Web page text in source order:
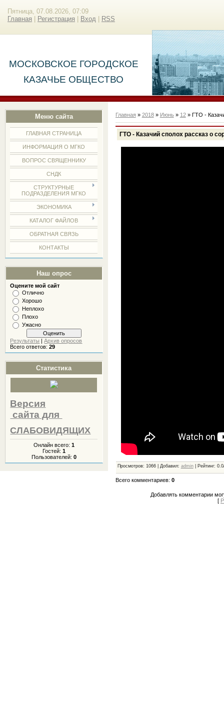
Пятница, 07.08.2026, 07:09
Главная
Регистрация Вход RSS
МОСКОВСКОЕ ГОРОДСКОЕ
КАЗАЧЬЕ ОБЩЕСТВО
Меню сайта
ГЛАВНАЯ СТРАНИЦА
ИНФОРМАЦИЯ О МГКО
ВОПРОС СВЯЩЕННИКУ
СНДК
СТРУКТУРНЫЕ
ПОДРАЗДЕЛЕНИЯ МГКО
ЭКОНОМИКА
КАТАЛОГ ФАЙЛОВ
ОБРАТНАЯ СВЯЗЬ
КОНТАКТЫ
Наш опрос
Оцените мой сайт
Отлично
Хорошо
Неплохо
Плохо
Ужасно
Результаты |Архив опросов
Всего ответов:29
Статистика
Версия
сайта для
СЛАБОВИДЯЩИХ
Онлайн всего: 1
Гостей: 1
Пользователей: 0
Главная » 2018 » Июнь » 12» ГТО -
ГТО - Казачий сполох рассказ о
Просмотров: 1066| Добавил: admin Рейтинг: 0.0
Всего комментариев: 0
Добавлять комментарии
[